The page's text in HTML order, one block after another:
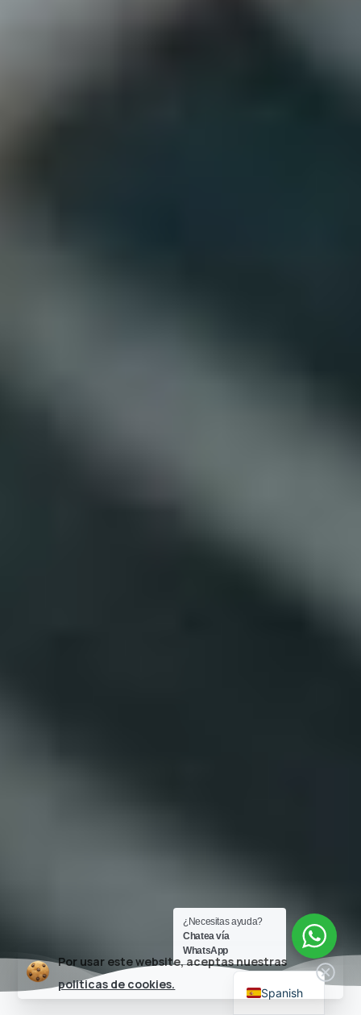
¿Necesitas ayuda?
Chatea vía
WhatsApp
Por usar este website, aceptas nuestras
politicas de cookies.
Spanish